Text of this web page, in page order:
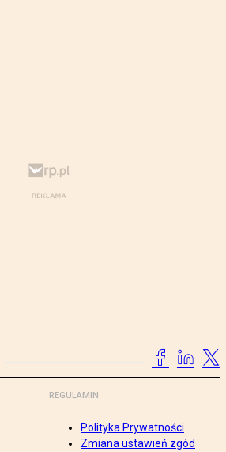
REGULAMIN
Polityka Prywatności
Zmiana ustawień zgód